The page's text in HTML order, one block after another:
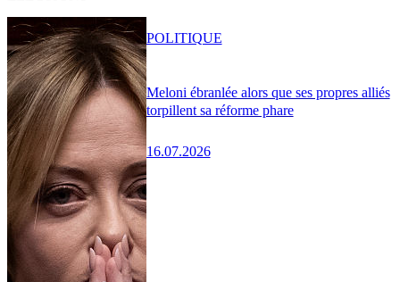
Meloni ébranlée alors que ses propres alliés
torpillent sa réforme phare
16.07.2026
POLITIQUE